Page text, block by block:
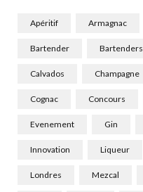
Apéritif Armagnac
Bartender Bartenders
Calvados Champagne
Cognac Concours
Evenement Gin
Innovation Liqueur
Londres Mezcal